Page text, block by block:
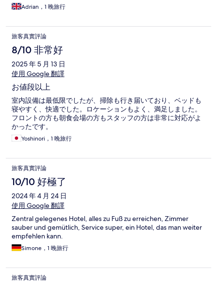
Adrian，1 晚旅行
旅客真實評論
8/10 非常好
2025 年 5 月 13 日
使用 Google 翻譯
お値段以上
室内設備は最低限でしたが、掃除も行き届いており、ベッドも
寝やすく、快適でした。ロケーションもよく、満足しました。
フロントの方も朝食会場の方もスタッフの方は非常に対応がよ
かったです。
Yoshinori，1 晚旅行
旅客真實評論
10/10 好極了
2024 年 4 月 24 日
使用 Google 翻譯
Zentral gelegenes Hotel, alles zu Fuß zu erreichen, Zimmer
sauber und gemütlich, Service super, ein Hotel, das man weiter
empfehlen kann.
Simone，1 晚旅行
旅客真實評論